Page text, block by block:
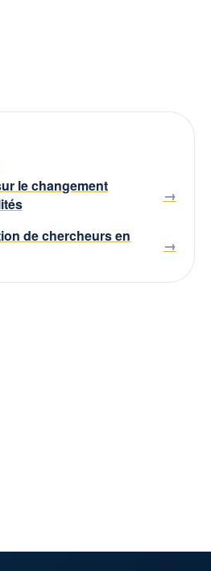
le changement
de chercheurs en